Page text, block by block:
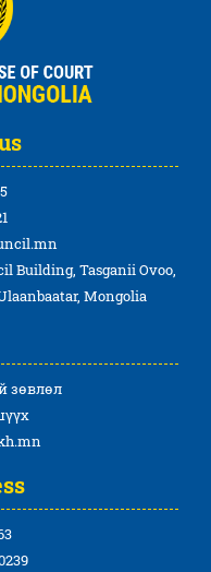
Building, Tasganii Ovoo,
Mongolia
зөвлөл